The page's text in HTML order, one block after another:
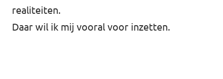
realiteiten.
Daar wil ik mij vooral voor inzetten.